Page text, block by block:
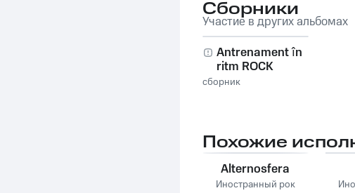
Сборники
Участие в других альбомах
Antrenament în
ritm ROCK
сборник
Похожие
Alternosfera
Иностранный рок